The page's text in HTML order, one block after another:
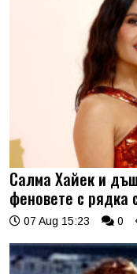
Салма Хайек и
феновете с рядка
07 Aug 15:23 0